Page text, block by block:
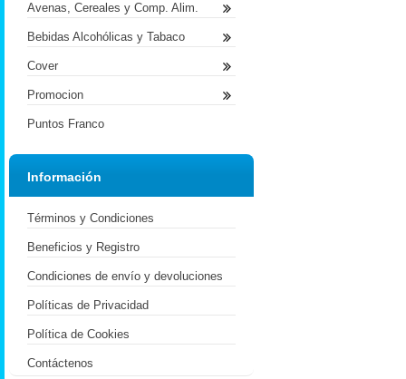
Avenas, Cereales y Comp. Alim.
Bebidas Alcohólicas y Tabaco
Cover
Promocion
Puntos Franco
Información
Términos y Condiciones
Beneficios y Registro
Condiciones de envío y devoluciones
Políticas de Privacidad
Política de Cookies
Contáctenos